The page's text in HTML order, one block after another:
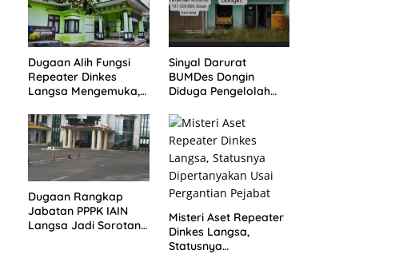
Dugaan Alih Fungsi
Repeater Dinkes
Langsa Mengemuka,
Bungkam
Sinyal Darurat
BUMDes Dongin
Diduga Pengelolah
43/2021, Praktisi
Hukum dan Pegiat
Kontrol Sosial Desak
APH Usut Tuntas.
Dugaan Rangkap
Jabatan PPPK IAIN
Langsa Jadi Sorotan,
Misteri Aset Repeater
Dinkes Langsa,
Statusnya